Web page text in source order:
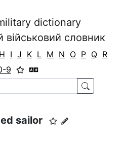
dictionary
військовий словник
H I J K L M N O P Q R
9
sailor